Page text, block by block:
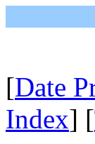
[Date
Index] [